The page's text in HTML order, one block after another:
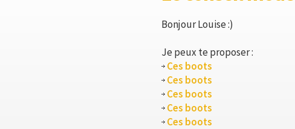
Bonjour Louise :)
Je peux te proposer :
Ces boots
Ces boots
Ces boots
Ces boots
Ces boots